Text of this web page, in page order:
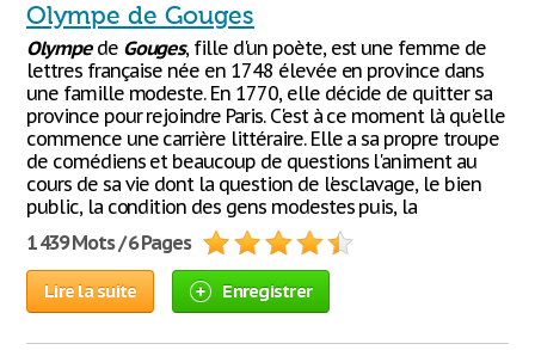
Olympe de Gouges
Olympede Gouges, fille d'un poète, est une femme de
lettres française née en 1748 élevée en province dans
une famille modeste. En 1770, elle décide de quitter sa
province pour rejoindre Paris. C'est à ce moment là qu'elle
commence une carrière littéraire. Elle a sa propre troupe
de comédiens et beaucoup de questions l'animent au
cours de sa vie dont la question de l'esclavage, le bien
public, la condition des gens modestes puis, la
1 439 Mots / 6 Pages
Lire la suite Enregistrer